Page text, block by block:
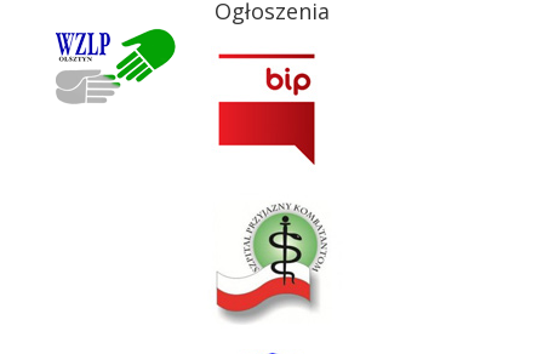
Ogłoszenia